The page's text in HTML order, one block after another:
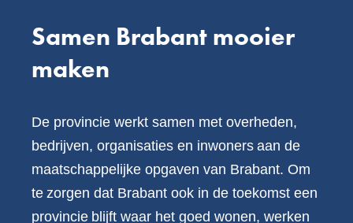
Samen Brabant mooier
maken
De provincie werkt samen met overheden,
bedrijven, organisaties en inwoners aan de
maatschappelijke opgaven van Brabant. Om
te zorgen dat Brabant ook in de toekomst een
provincie blijft waar het goed wonen, werken